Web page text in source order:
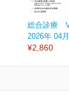
総合診療
2026年 04
¥2,860